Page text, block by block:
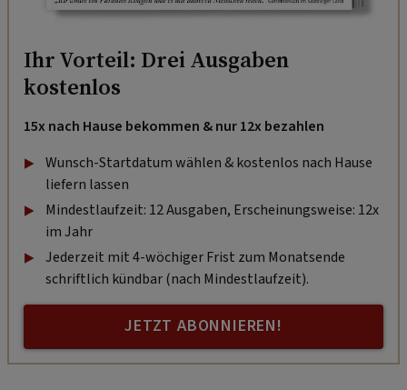
Ihr Vorteil: Drei Ausgaben
kostenlos
15x nach Hause bekommen & nur 12x bezahlen
Wunsch-Startdatum wählen & kostenlos nach Hause
liefern lassen
Mindestlaufzeit: 12 Ausgaben, Erscheinungsweise: 12x
im Jahr
Jederzeit mit 4-wöchiger Frist zum Monatsende
schriftlich kündbar (nach Mindestlaufzeit).
JETZT ABONNIEREN!